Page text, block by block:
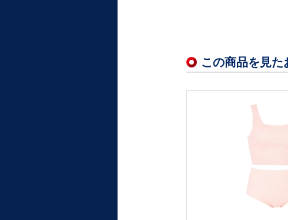
この商品を見